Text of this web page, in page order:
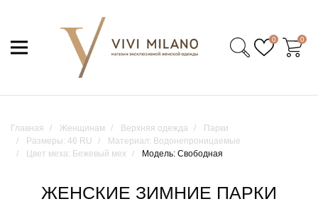
0 0
Главная Женщинам Верхняя одежда
Парки
Размеры: 46 RU
Материал: Водонепроницаемые
Цвет меха: Бежевый мех
Модель: Свободная
ЖЕНСКИЕ ЗИМНИЕ ПАРКИ